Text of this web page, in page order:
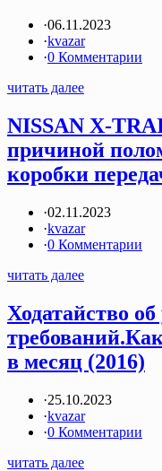
·06.11.2023
·kvazar
·0 Комментарии
читать далее
NISSAN X-
причиной
коробки
·02.11.2023
·kvazar
·0 Комментарии
читать далее
Ходатайство
в месяц (2016)
·25.10.2023
·kvazar
·0 Комментарии
читать далее